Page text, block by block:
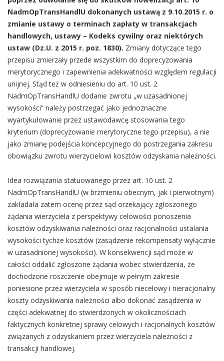
NadmOpTransHandlU dokonanych ustawą z 9.10.2015 r. o
zmianie ustawy o terminach zapłaty w transakcjach
handlowych, ustawy – Kodeks cywilny oraz niektórych
ustaw (Dz.U. z 2015 r. poz. 1830). Zmiany dotyczące tego
przepisu zmierzały przede wszystkim do doprecyzowania
merytorycznego i zapewnienia adekwatności względem regulacji
unijnej. Stąd też w odniesieniu do art. 10 ust. 2
NadmOpTransHandlU dodanie zwrotu „w uzasadnionej
wysokości” należy postrzegać jako jednoznaczne
wyartykułowanie przez ustawodawcę stosowania tego
kryterium (doprecyzowanie merytoryczne tego przepisu), a nie
jako zmianę podejścia koncepcyjnego do postrzegania zakresu
obowiązku zwrotu wierzycielowi kosztów odzyskania należności.
Idea rozwiązania statuowanego przez art. 10 ust. 2
NadmOpTransHandlU (w brzmieniu obecnym, jak i pierwotnym)
zakładała zatem ocenę przez sąd orzekający zgłoszonego
żądania wierzyciela z perspektywy celowości ponoszenia
kosztów odzyskiwania należności oraz racjonalności ustalania
wysokości tychże kosztów (zasądzenie rekompensaty wyłącznie
w uzasadnionej wysokości). W konsekwencji sąd może w
całości oddalić zgłoszone żądania wobec stwierdzenia, że
dochodzone roszczenie obejmuje w pełnym zakresie
poniesione przez wierzyciela w sposób niecelowy i nieracjonalny
koszty odzyskiwania należności albo dokonać zasądzenia w
części adekwatnej do stwierdzonych w okolicznościach
faktycznych konkretnej sprawy celowych i racjonalnych kosztów
związanych z odzyskaniem przez wierzyciela należności z
transakcji handlowej.